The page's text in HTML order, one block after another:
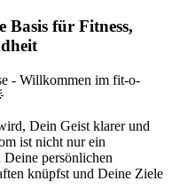
Basis für Fitness,
- Willkommen im fit-o-
Dein Geist klarer und
ist nicht nur ein
persönlichen
knüpfst und Deine Ziele